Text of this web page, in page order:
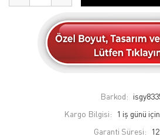
Barkod:
Kargo Bilgisi:
1 iş günü
Garanti Süresi: